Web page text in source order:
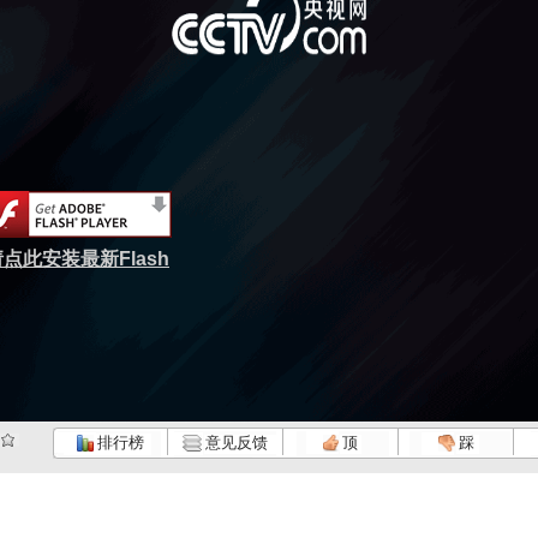
点此安装最新Flash
排行榜 意见反馈 顶 踩